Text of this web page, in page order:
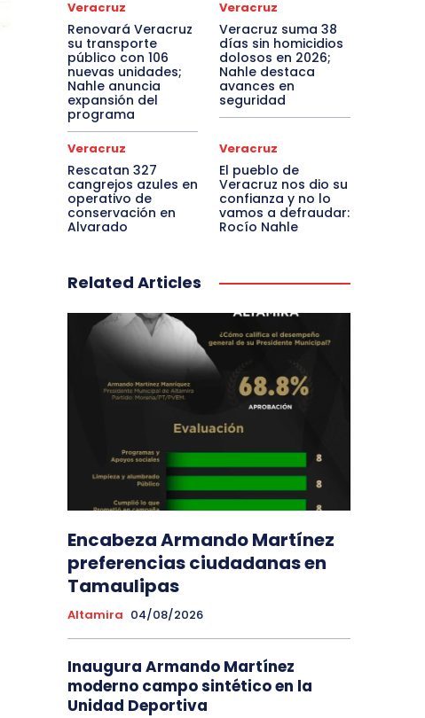
Veracruz
Renovará Veracruz
su transporte
público con 106
nuevas unidades;
Nahle anuncia
expansión del
programa
Veracruz
Veracruz suma 38
días sin homicidios
dolosos en 2026;
Nahle destaca
avances en
seguridad
Veracruz
Rescatan 327
cangrejos azules en
operativo de
conservación en
Alvarado
Veracruz
El pueblo de
Veracruz nos dio su
confianza y no lo
vamos a defraudar:
Rocío Nahle
Related Articles
Encabeza Armando Martínez
preferencias ciudadanas en
Tamaulipas
Altamira 04/08/2026
Inaugura Armando Martínez
moderno campo sintético en la
Unidad Deportiva